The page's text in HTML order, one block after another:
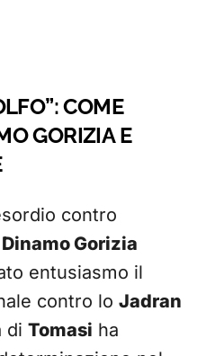
COME
GORIZIA E
contro
Dinamo Gorizia
entusiasmo il
contro lo Jadran
di Tomasi ha